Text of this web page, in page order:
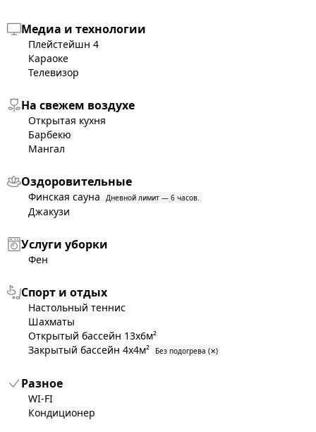
Медиа и технологии
Плейстейшн 4
Караоке
Телевизор
На свежем воздухе
Открытая кухня
Барбекю
Мангал
Оздоровительные
Финская сауна Дневной лимит — 6 часов.
Джакузи
Услуги уборки
Фен
Спорт и отдых
Настольный теннис
Шахматы
Открытый бассейн 13x6м²
Закрытый бассейн 4x4м²
Без подогрева (✕)
Разное
WI-FI
Кондиционер